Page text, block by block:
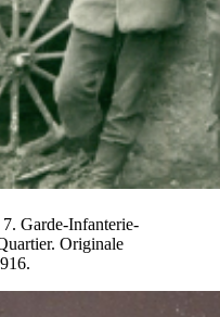
Garde-Infanterie-
Originale